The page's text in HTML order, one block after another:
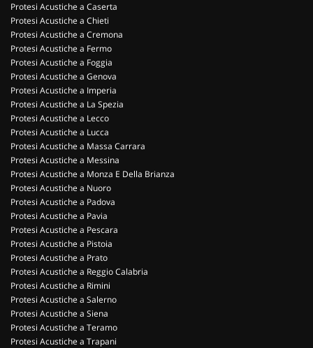
Protesi Acustiche a Caserta
Protesi Acustiche a Chieti
Protesi Acustiche a Cremona
Protesi Acustiche a Fermo
Protesi Acustiche a Foggia
Protesi Acustiche a Genova
Protesi Acustiche a Imperia
Protesi Acustiche a La Spezia
Protesi Acustiche a Lecco
Protesi Acustiche a Lucca
Protesi Acustiche a Massa Carrara
Protesi Acustiche a Messina
Protesi Acustiche a Monza E Della Brianza
Protesi Acustiche a Nuoro
Protesi Acustiche a Padova
Protesi Acustiche a Pavia
Protesi Acustiche a Pescara
Protesi Acustiche a Pistoia
Protesi Acustiche a Prato
Protesi Acustiche a Reggio Calabria
Protesi Acustiche a Rimini
Protesi Acustiche a Salerno
Protesi Acustiche a Siena
Protesi Acustiche a Teramo
Protesi Acustiche a Trapani